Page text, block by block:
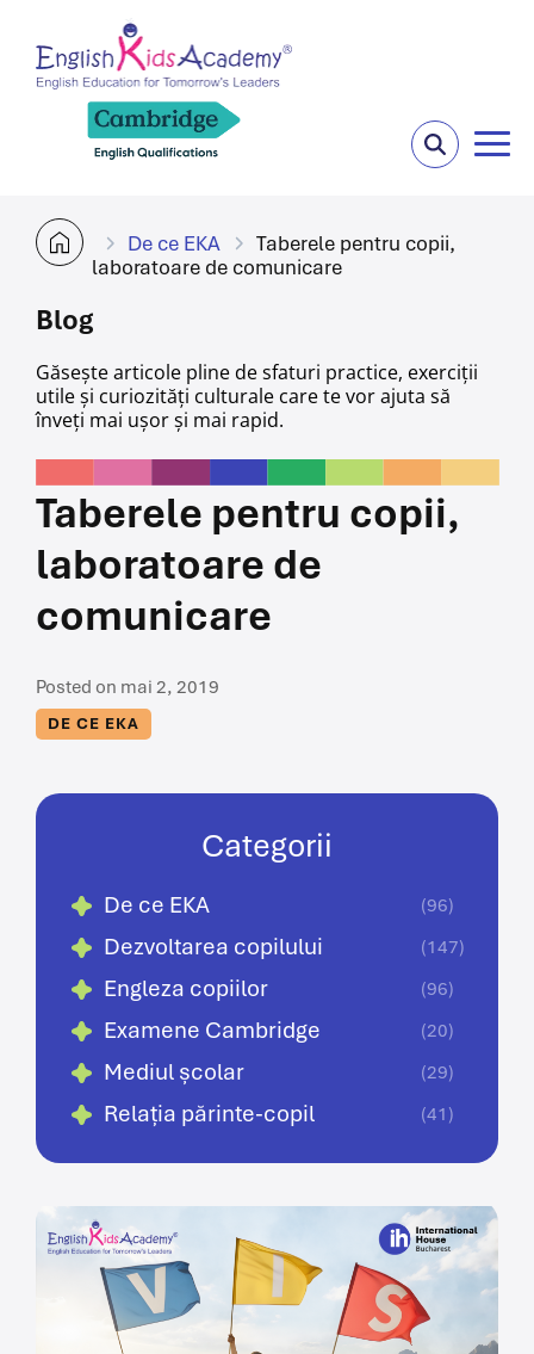
De ce EKA
Taberele pentru copii,
laboratoare de comunicare
Blog
Găsește articole pline de sfaturi practice, exerciții
utile și curiozități culturale care te vor ajuta să
înveți mai ușor și mai rapid.
Taberele pentru copii,
laboratoare de
comunicare
Posted on mai 2, 2019
DE CE EKA
Categorii
De ce EKA (96)
Dezvoltarea copilului (147)
Engleza copiilor (96)
Examene Cambridge (20)
Mediul școlar (29)
Relația părinte-copil (41)